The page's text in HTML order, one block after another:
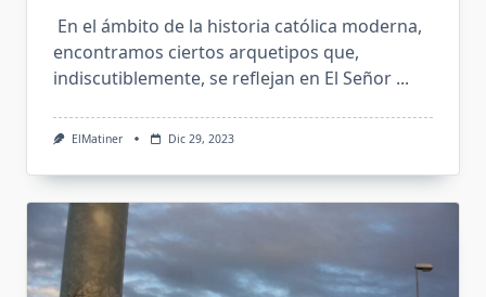
En el ámbito de la historia católica moderna,
encontramos ciertos arquetipos que,
indiscutiblemente, se reflejan en El Señor ...
ElMatiner Dic 29, 2023